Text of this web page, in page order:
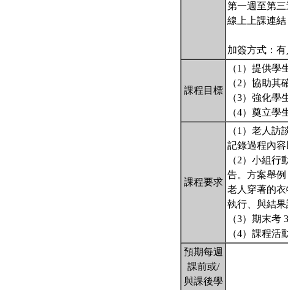
第一週至第
線上上課連結
加簽方式：
課程目標
（1）提供
（2）協助
（3）強化學
（4）奠立
課程要求
（1）老人
記錄過程內容
（2）小組
告。方案舉
老人穿著的
執行、與結果
（3）期末考
（4）課程活
預期每週
課前或/
與課後學